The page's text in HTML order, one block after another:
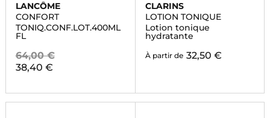
LANCÔME
CONFORT
TONIQ.CONF.LOT.400ML
FL
64,00 €
38,40 €
CLARINS
LOTION TONIQUE
Lotion tonique
hydratante
À partir de 32,50 €